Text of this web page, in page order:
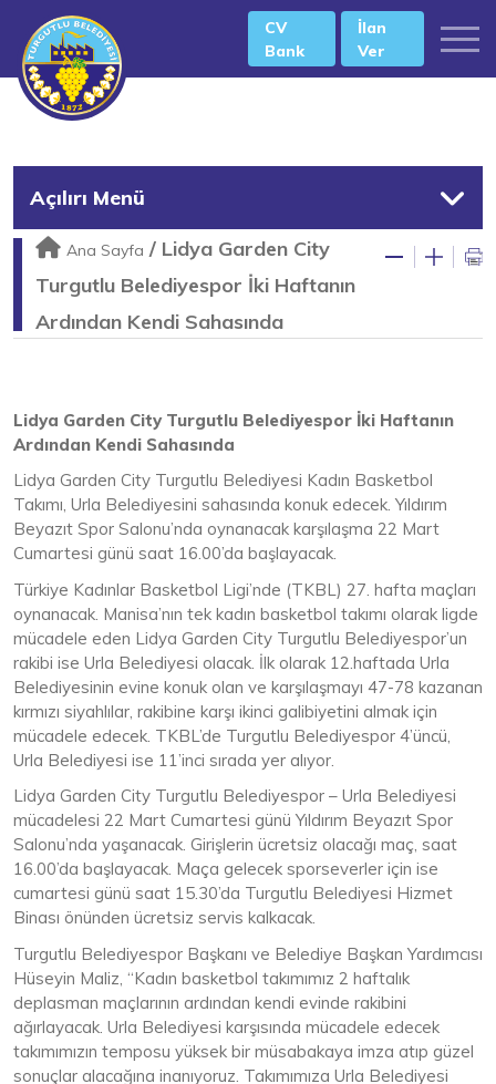
CV
Bank
İlan
Ver
Açılırı Menü
Ana Sayfa / Lidya Garden City
Turgutlu Belediyespor İki Haftanın
Ardından Kendi Sahasında
Lidya Garden City Turgutlu Belediyespor İki Haftanın
Ardından Kendi Sahasında
Lidya Garden City Turgutlu Belediyesi Kadın Basketbol
Takımı, Urla Belediyesini sahasında konuk edecek. Yıldırım
Beyazıt Spor Salonu’nda oynanacak karşılaşma 22 Mart
Cumartesi günü saat 16.00’da başlayacak.
Türkiye Kadınlar Basketbol Ligi’nde (TKBL) 27. hafta maçları
oynanacak. Manisa’nın tek kadın basketbol takımı olarak ligde
mücadele eden Lidya Garden City Turgutlu Belediyespor’un
rakibi ise Urla Belediyesi olacak. İlk olarak 12.haftada Urla
Belediyesinin evine konuk olan ve karşılaşmayı 47-78 kazanan
kırmızı siyahlılar, rakibine karşı ikinci galibiyetini almak için
mücadele edecek. TKBL’de Turgutlu Belediyespor 4’üncü,
Urla Belediyesi ise 11’inci sırada yer alıyor.
Lidya Garden City Turgutlu Belediyespor – Urla Belediyesi
mücadelesi 22 Mart Cumartesi günü Yıldırım Beyazıt Spor
Salonu’nda yaşanacak. Girişlerin ücretsiz olacağı maç, saat
16.00’da başlayacak. Maça gelecek sporseverler için ise
cumartesi günü saat 15.30’da Turgutlu Belediyesi Hizmet
Binası önünden ücretsiz servis kalkacak.
Turgutlu Belediyespor Başkanı ve Belediye Başkan Yardımcısı
Hüseyin Maliz, “Kadın basketbol takımımız 2 haftalık
deplasman maçlarının ardından kendi evinde rakibini
ağırlayacak. Urla Belediyesi karşısında mücadele edecek
takımımızın temposu yüksek bir müsabakaya imza atıp güzel
sonuçlar alacağına inanıyoruz. Takımımıza Urla Belediyesi